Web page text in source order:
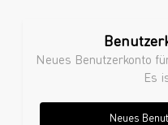
Neues Benutzerkonto
Es
Neues